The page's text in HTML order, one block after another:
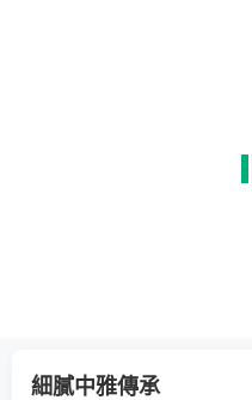
細膩中雅傳承